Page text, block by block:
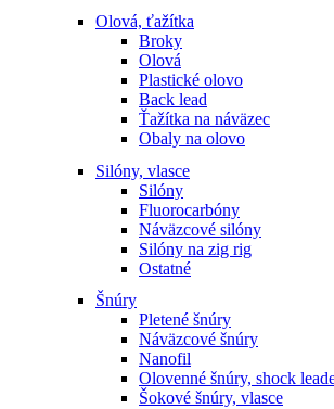
Olová, ťažítka
Broky
Olová
Plastické olovo
Back lead
Ťažítka na náväzec
Obaly na olovo
Silóny, vlasce
Silóny
Fluorocarbóny
Náväzcové silóny
Silóny na zig rig
Ostatné
Šnúry
Pletené šnúry
Náväzcové šnúry
Nanofil
Olovenné šnúry, shock
Šokové šnúry, vlasce